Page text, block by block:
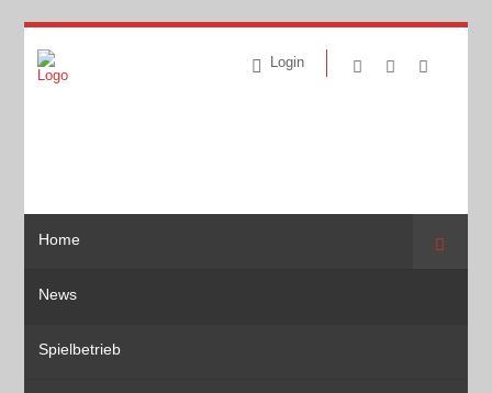
Login
Home
News
Spielbetrieb
Suche